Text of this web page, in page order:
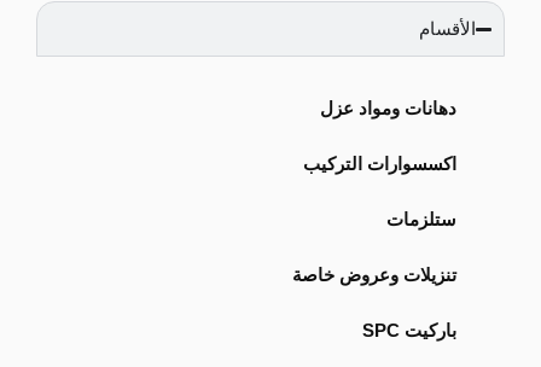
الأقسام
دهانات ومواد عزل
اكسسوارات التركيب
ستلزمات
تنزيلات وعروض خاصة
باركيت SPC